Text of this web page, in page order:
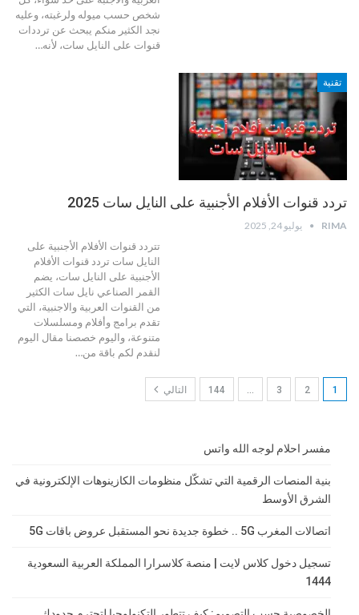
شخص حسب ميوله ولرغبته، وعليه
نجد الكثير منكم يبحث عن ترددات
قنوات على النايل سات، لأنه…
تقنية
تردد قنوات الأفلام الأجنبية على النايل سات 2025
RIMA يوليو 24, 2025
تتردد قنوات الأفلام الأجنبية على
النايل سات تردد قنوات الأفلام
الأجنبية على النايل سات، يضم
القمر الصناعي نايل سات الكثير
من القنوات العربية والاجنبية، التي
تقدم برامج وأفلام ومسلسلات
متنوعة، واليوم خصصنا مقال اليوم
لنقدم لكم باقة من…
1
2
3
…
144 التالي
مفسر احلام لوجه الله واتس
بنية المنصات الرقمية التي تشكّل منظومات الكازينوهات الإلكترونية في
الشرق الأوسط
اتصالات المغرب 5G .. خطوة جديدة نحو المستقبل عروض باقات 5G
تسجيل دخول كلاس لايت | منصة كلاسرارا المملكة العربية السعودية
1444